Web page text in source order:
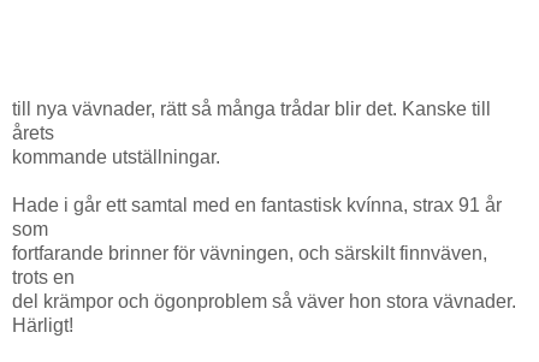
till nya vävnader, rätt så många trådar blir det. Kanske till
årets
kommande utställningar.
Hade i går ett samtal med en fantastisk kvínna, strax 91 år
som
fortfarande brinner för vävningen, och särskilt finnväven,
trots en
del krämpor och ögonproblem så väver hon stora vävnader.
Härligt!